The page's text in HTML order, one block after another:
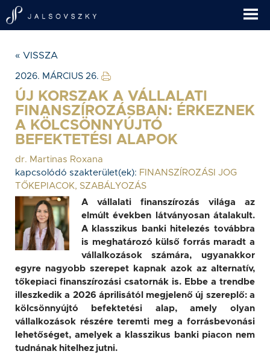
« VISSZA
2026. MÁRCIUS 26.
ÚJ KORSZAK A VÁLLALATI
FINANSZÍROZÁSBAN: ÉRKEZNEK
A KÖLCSÖNNYÚJTÓ
BEFEKTETÉSI ALAPOK
dr. Martinas Roxana
kapcsolódó szakterület(ek): FINANSZÍROZÁSI JOG
TŐKEPIACOK, SZABÁLYOZÁS
A vállalati finanszírozás világa az
elmúlt években látványosan átalakult.
A klasszikus banki hitelezés továbbra
is meghatározó külső forrás maradt a
vállalkozások számára, ugyanakkor
egyre nagyobb szerepet kapnak azok az alternatív,
tőkepiaci finanszírozási csatornák is. Ebbe a trendbe
illeszkedik a 2026 áprilisától megjelenő új szereplő: a
kölcsönnyújtó befektetési alap, amely olyan
vállalkozások részére teremti meg a forrásbevonási
lehetőséget, amelyek a klasszikus banki piacon nem
tudnának hitelhez jutni.